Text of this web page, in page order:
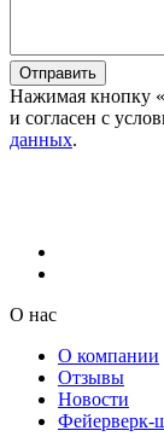
Отправить
Нажимая кнопку
и согласен с
данных.
О нас
О компании
Отзывы
Новости
Фейерверк-